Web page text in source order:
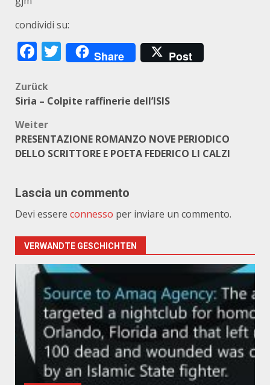
condividi su:
Facebook
Twitter
Share Post
Beitragsnavigation
Zurück
Siria – Colpite raffinerie dell’ISIS
Weiter
PRESENTAZIONE ROMANZO NOVE PERIODICO
DELLO SCRITTORE E POETA FEDERICO LI CALZI
Lascia un commento
Devi essere connesso per inviare un commento.
VERWANDTE GESCHICHTEN